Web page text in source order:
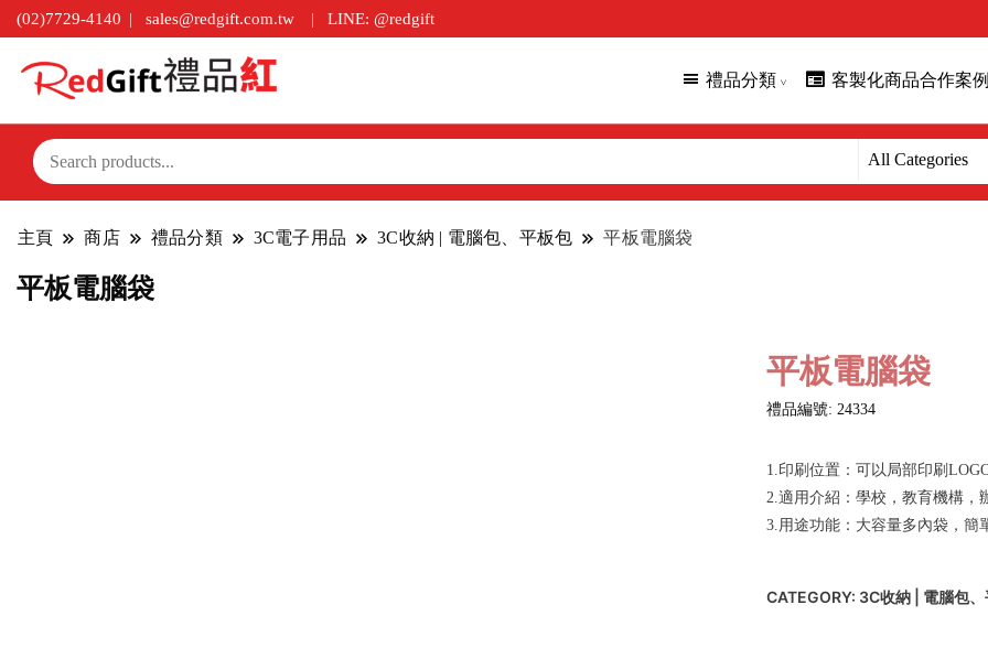
(02)7729-4140 sales@redgift.com.tw LINE: @redgift
禮品分類 客製化商品合作案
主頁 商店 禮品分類 3C電子用品 3C收納 | 電腦包、平板包 平板電腦袋
平板電腦袋
平板電腦袋
禮品編號: 24334
1.印刷位置：可以局部印刷
2.適用介紹：學校，教育機構，
3.用途功能：大容量多內袋，簡
CATEGORY: 3C收納 | 電腦包